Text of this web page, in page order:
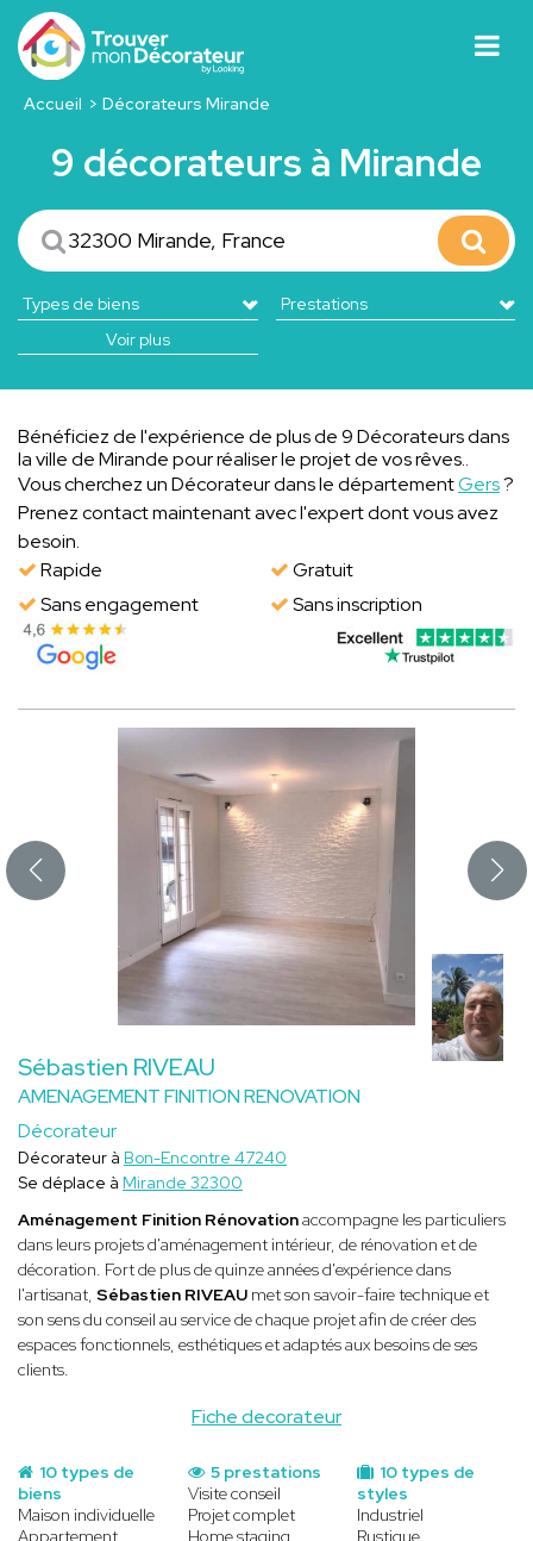
Accueil Décorateurs Mirande
9 décorateurs à Mirande
Voir plus
Bénéficiez de l'expérience de plus de 9 Décorateurs dans
la ville de Mirande pour réaliser le projet de vos rêves..
Vous cherchez un Décorateur dans le départementGers?
Prenez contact maintenant avec l'expert dont vous avez
besoin.
Rapide
Gratuit
Sans engagement
Sans inscription
Sébastien RIVEAU
AMENAGEMENT FINITION RENOVATION
Décorateur
Fiche decorateur
Décorateur à Bon-Encontre 47240
Se déplace à Mirande 32300
Aménagement Finition Rénovationaccompagne les particuliers
dans leurs projets d'aménagement intérieur, de rénovation et de
décoration. Fort de plus de quinze années d'expérience dans
l'artisanat, Sébastien RIVEAU met son savoir-faire technique et
son sens du conseil au service de chaque projet afin de créer des
espaces fonctionnels, esthétiques et adaptés aux besoins de ses
clients.
10 types de
biens
Maison individuelle
Appartement
10 types de
styles
Industriel
Rustique
5 prestations
Visite conseil
Projet complet
Home staging